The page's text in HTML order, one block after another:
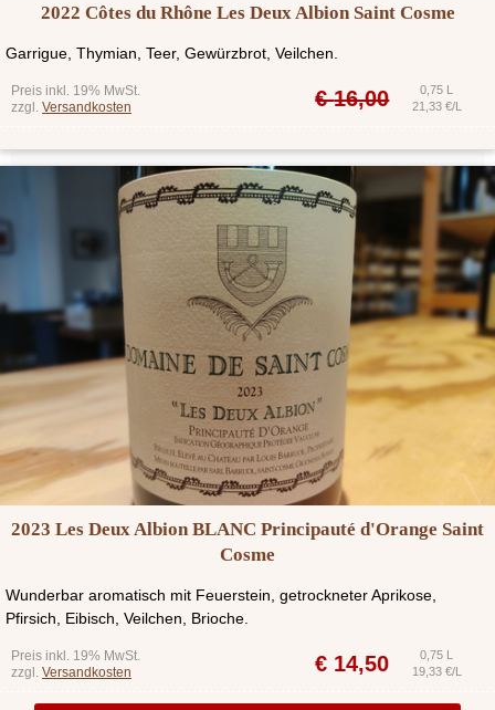
2022 Côtes du Rhône Les Deux Albion Saint Cosme
Garrigue, Thymian, Teer, Gewürzbrot, Veilchen.
Preis inkl. 19% MwSt.
zzgl. Versandkosten €16,00
0,75 L
21,33 €/L
2023 Les Deux Albion BLANC Principauté d'Orange Saint
Cosme
Wunderbar aromatisch mit Feuerstein, getrockneter Aprikose,
Pfirsich, Eibisch, Veilchen, Brioche.
Preis inkl. 19% MwSt.
zzgl. Versandkosten € 14,50
0,75 L
19,33 €/L